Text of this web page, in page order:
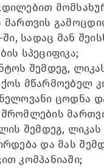
მართვის
ში, სადაც მან
სპეციფიკა;
შემდეგ,
მწარმოებელ
ცოდნა
შემდეგ,
და მას
კომპანიაში;